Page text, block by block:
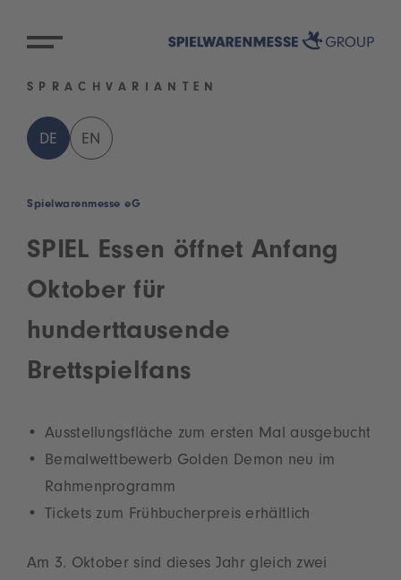
SPRACHVARIANTEN
DE EN
Spielwarenmesse eG
SPIEL Essen öffnet Anfang
Oktober für
hunderttausende
Brettspielfans
Ausstellungsfläche zum ersten Mal ausgebucht
Bemalwettbewerb Golden Demon neu im
Rahmenprogramm
Tickets zum Frühbucherpreis erhältlich
Am 3. Oktober sind dieses Jahr gleich zwei